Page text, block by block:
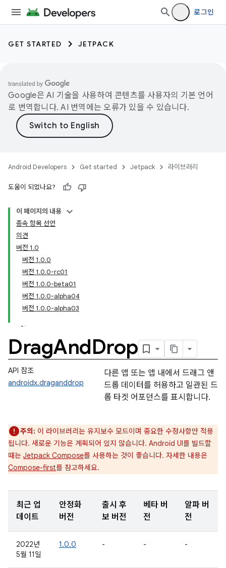
로그인
GET STARTED JETPACK
Google은 AI 기술을 사용하여 콘텐츠를 사용자의 기본 언어
로 번역합니다. AI 번역에는 오류가 있을 수 있습니다.
Android Developers Get started Jetpack 라이브러리
도움이 되었나요?
이 페이지의 내용
종속 항목 선언
의견
버전 1.0
버전 1.0.0
버전 1.0.0-rc01
버전 1.0.0-beta01
버전 1.0.0-alpha04
버전 1.0.0-alpha03
DragAndDrop
API 참조
androidx.draganddrop
다른 앱 또는 앱 내에서 드래그 앤
드롭 데이터를 허용하고 일관된 드
롭 타겟 어포던스를 표시합니다.
주의: 이 라이브러리는 유지보수 모드이며 중요한 수정사항만 적용
됩니다. 새로운 기능은 계획되어 있지 않습니다. Android UI를 빌드할
때는 Jetpack Compose를 사용하는 것이 좋습니다. 자세한 내용은
Compose-first를 참고하세요.
최근 업
데이트
안정화
버전
출시 후
보 버전
베타 버
전
알파 버
전
2022년
5월 11일
1.0.0 - - -